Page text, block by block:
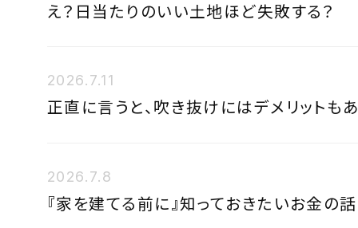
え？日当たりのいい土地ほど失敗する？
2026.7.11
正直に言うと、吹き抜けにはデメリットもあ
2026.7.8
『家を建てる前に』知っておきたいお金の話